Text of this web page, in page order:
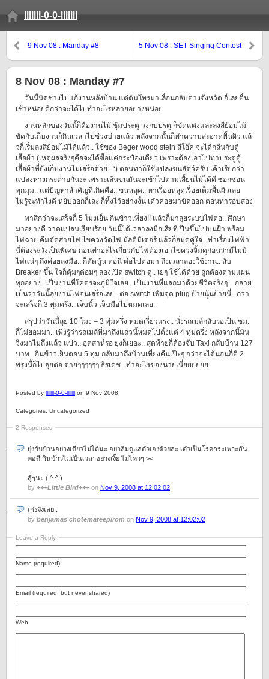
lllllll-0-0-lllllll
9 Nov 08 : Manday #8
5 Nov 08 : SET Singing Contest
8 Nov 08 : Manday #7
วันนี้นัดช่างไปแก้งานหลังบ้าน แต่ดันโทรมาเลื่อนกลับต่างจังหวัด ก็เลยตื่น
เช้าหน่อยดีกว่าจะได้ไปทำอะไรหลายอย่างหน่อย
งานหลักของวันนี้ก็คืองานไม้ ซุ้มประตู วงกบปรตู ก็ขัดแต่งและลงสีย้อมไม้
ขัดกับเก็บงานก็กินเวลาไปช่วงบ่ายแล้ว หลังจากนั้นก็ทำความสะอาดพื้นผิว แล้
วก็เรื่มลงสีย้อมไม้ได้แล้ว.. ใช้ของ Beger wood stein สีโอ๊ค จะได้กลืนกับตู้
เสื้อผ้า (เหตุผลจริงๆคือจะได้ซื้อแค่กระป๋องเดียว เพราะต้องเอาไปทาประตูตู้
เสื้อผ้าที่ยังเก็บงานไม่เสร็จด้วย –‘) ตอนทาก็ใช้แปลงขนสัตว์ครับ เค้าเรียกว่า
แปลงหางกระต่ายกันง่ะ เพราะเส้นขนมันจะเข้าไปตามเสื้ยนไม้ได้ดี ซอกซอน
ทุกมุม.. แต่ปัญหาสำคัญที่เกิดคือ.. ขนหลุด.. ทาเรื่อยหลุดเรื่อยเต็มพื้นผิวเลย
ไม่รู้จะทำไงดี หยิบออกก็เละ ก็ทิ้งไว้อย่างงั้น เด๋วค่อยมาขัดออก ตอนทารอบสอง
ทาสีกว่าจะเสร็จก็ 5 โมงเย็น กินข้าวเที่ยง!! แล้วก็มาลุยระบบไฟต่อ.. ศึกษา
มาอย่างดี วาดแปลนเรียบร้อย วันนี้ได้เวลาลงมือเสียที ปีนขึ้นไปบนฝ้า พร้อม
ไฟฉาย คีมตัดสายไฟ ไขควงวัดไฟ มัลติมิเตอร์ แล้วก็สมุดคู่ใจ.. ทำเรื่องไฟฟ้า
นี่ต้องระวังเป็นพิเศษ ก่อนทำอะไรเกี่ยวกับไฟต้องเอาไขควงจิ้มดูก่อนว่ามีไม่มี
ไฟแน่ๆ ถึงค่อยลงมือ.. ก็ตัดนู้น ต่อนี่ ต่อไปต่อมา ถึงเวลาลองใช้งาน.. สับ
Breaker ขึ้น ใจก็ตุ้มๆต่อมๆ ลองเปิด switch ดู.. เย่ๆ ใช้ได้ด้วย ถูกต้องตามแผน
ทุกอย่าง.. เป็นงานที่โคตรจะภูมิใจเลย.. เป็นงานที่แลกมาด้วยชีวิตจริงๆ.. กลาย
เป็นว่าวันนี้ลุยงานไฟจนเสร็จเลย.. ต่อ switch เพิ่มจุด plug ย้ายนู้นย้ายนี่.. กว่า
จะเสร็จก็ 3 ทุ่มครึ่ง.. เจ็บนิ้ว เจ็บมือไปหมดเลย..
สรุปว่าวันนี้ลุย 10 โมง – 3 ทุ่มครึ่ง หมดเรี่ยวแรง.. นั่งรถเมล์กลับรอเป็น ชม.
ก็ไม่ยอมมา.. เพิ่งรู้ว่ารถเมล์ที่มาถึงแถวนี้หมดไปตั้งแต่ 4 ทุ่มครึ่ง หลังจากนี้มัน
วิ่งมาไม่ถึงแล้ว แป่ว.. อุตสาห์รอ ยุงก็เยอะ.. สุดท้ายก็ต้องจับ Taxi กลับบ้าน 127
บาท.. กินข้าวเย็นตอน 5 ทุ่ม กลับมาถึงบ้านเที่ยงคืนเป๊ะๆ กว่าจะได้นอนก็ตี 2
พรุ่งนี้ก็ไปลุยต่อ ตายๆๆๆๆๆๆ ธีรเดช.. ทำอะไรของนายเนี่ยยยยยย
Posted by lllllll-0-0-lllllll on 9 Nov 2008.
Categories: Uncategorized
2 Responses
ยุ่งกับบ้านอย่างเดียวไม่ได้นะ อย่าลืมดูแลตัวเองด้วยล่ะ เด๋วเป็นโรคกระเพาะกัน
พอดี กินข้าวไม่เป็นเวลาอย่างเงี้ย ไม่ไหวๆ ><
สู้ๆนะ (.^-^.)
by +++Little Bird+++ on Nov 9, 2008 at 12:02:02
เก่งจังเลย..
by benjamas chotematee​pirom on Nov 9, 2008 at 12:02:02
Leave a Reply
Name (required)
Email (required, but never shared)
Web